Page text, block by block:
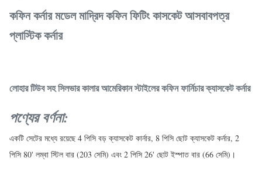
কফিন কর্নার মডেল মাদ্রিদ কফিন ফিটিং কাসকেট আসবাবপত্র
প্লাস্টিক কর্নার
লোহার টিউব সহ সিলভার কালার আমেরিকান স্টাইলের কফিন ফার্নিচার ক্যাসকেট কর্নার
পণ্যের বর্ণনা:
একটি সেটের মধ্যে রয়েছে 4 পিসি বড় ক্যাসকেট কার্নার, 8 পিসি ছোট ক্যাসকেট কর্নার, 2
পিসি 80' লম্বা স্টিল বার (203 সেমি) এবং 2 পিসি 26' ছোট ইস্পাত বার (66 সেমি)।